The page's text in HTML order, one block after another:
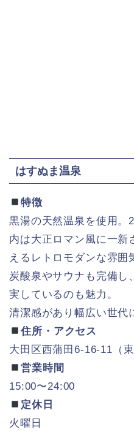
はすぬま温泉
特徴
黒湯の天然温泉を使用。
内は大正ロマン風に一新
えるレトロモダンな雰囲
炭酸泉やサウナも完備し
実しているのも魅力。
清潔感があり幅広い世代
住所・アクセス
大田区西蒲田6-16-11（
営業時間
15:00〜24:00
定休日
火曜日